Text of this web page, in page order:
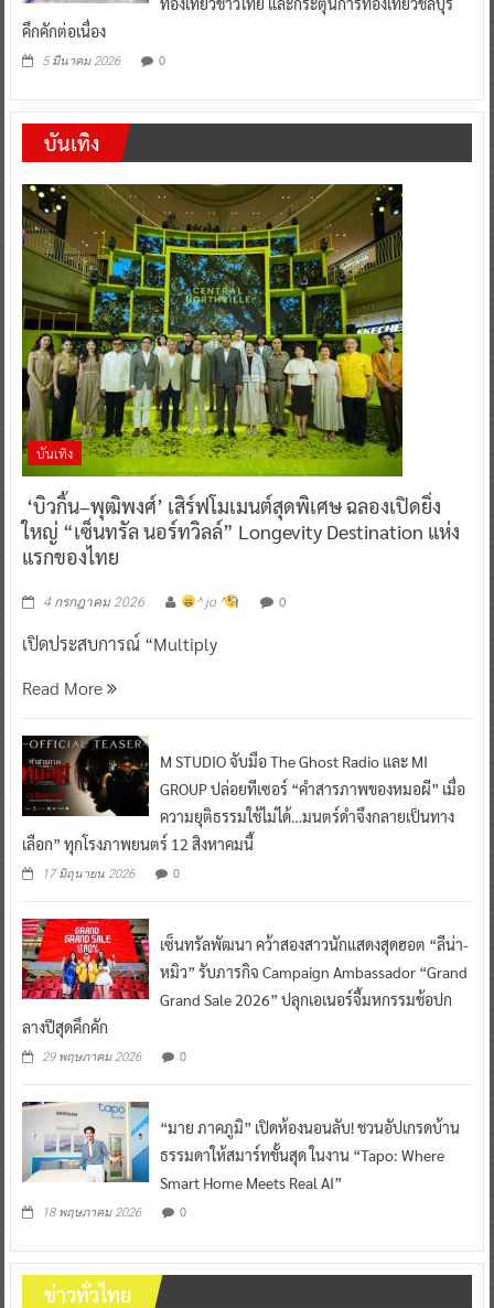
คึกคักต่อเนื่อง
5 มีนาคม 2026 0
บันเทิง
บันเทิง
‘บิวกิ้น–พุฒิพงศ์’ เสิร์ฟโมเมนต์สุดพิเศษ ฉลองเปิดยิ่ง
ใหญ่ “เซ็นทรัล นอร์ทวิลล์” Longevity Destination แห่ง
แรกของไทย
4 กรกฎาคม 2026 ^ jo ^ 0
เปิดประสบการณ์ “Multiply
Read More
M STUDIO จับมือ The Ghost Radio และ MI
GROUP ปล่อยทีเซอร์ “คำสารภาพของหมอผี” เมื่อ
ความยุติธรรมใช้ไม่ได้…มนตร์ดำจึงกลายเป็นทาง
เลือก” ทุกโรงภาพยนตร์ 12 สิงหาคมนี้
17 มิถุนายน 2026 0
เซ็นทรัลพัฒนา คว้าสองสาวนักแสดงสุดฮอต “ลีน่า-
หมิว” รับภารกิจ Campaign Ambassador “Grand
Grand Sale 2026” ปลุกเอเนอร์จี้มหกรรมช้อปก
ลางปีสุดคึกคัก
29 พฤษภาคม 2026 0
“มาย ภาคภูมิ” เปิดห้องนอนลับ! ชวนอัปเกรดบ้าน
ธรรมดาให้สมาร์ทขั้นสุด ในงาน “Tapo: Where
Smart Home Meets Real AI”
18 พฤษภาคม 2026 0
ข่าวทั่วไทย